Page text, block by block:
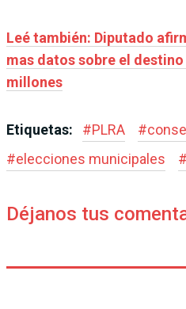
Leé también: Diputado
mas datos sobre el
millones
Etiquetas: #PLRA #
#elecciones municipales #
Déjanos tus